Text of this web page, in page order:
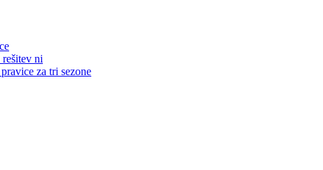
ni
za tri sezone